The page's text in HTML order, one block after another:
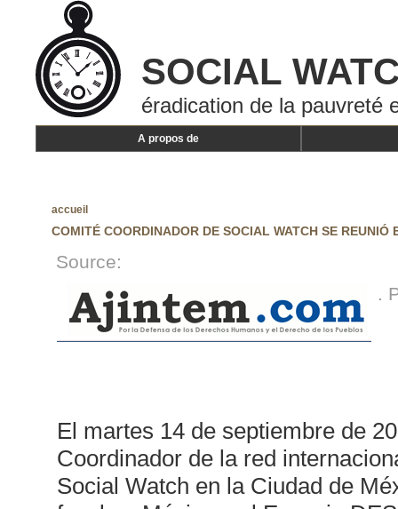
SOCIAL
éradication de la pauvreté
A propos de
accueil
COMITÉ COORDINADOR DE SOCIAL WATCH SE REUNIÓ
Source:
.
El martes 14 de septiembre de
Coordinador de la red
Social Watch en la Ciudad de